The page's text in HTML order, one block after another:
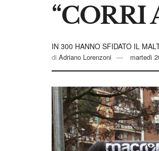
“CORRI
IN 300 HANNO SFIDATO IL
di Adriano Lorenzoni martedì